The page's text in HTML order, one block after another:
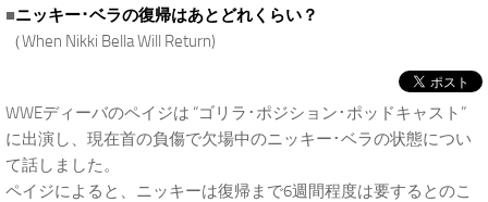
■ニッキー･ベラの復帰はあとどれくらい？
（When Nikki Bella Will Return)
WWEディーバのペイジは “ゴリラ･ポジション･ポッドキャスト”
に出演し、現在首の負傷で欠場中のニッキー･ベラの状態につい
て話しました。
ペイジによると、ニッキーは復帰まで6週間程度は要するとのこ